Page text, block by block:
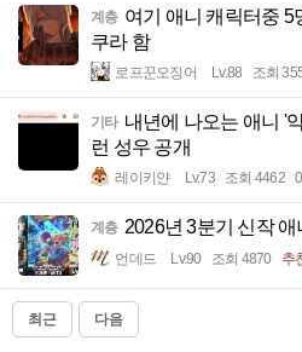
계층 여기 애니 캐릭터중 5
쿠라 함
로프꾼오징어 Lv.88 조회
기타 내년에 나오는 애니 '
런 성우 공개
레이키얀 Lv.73 조회 4462
계층 2026년 3분기 신작 애
언데드 Lv.90 조회 4870 추
최근 다음